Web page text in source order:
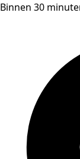
Binnen 30